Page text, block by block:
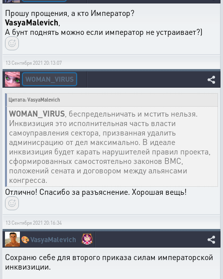
Прошу прощения, а кто Император?
VasyaMalevich
А бунт поднять можно если император не устраивает?)
13 Сентября 2021 20:13:07
WOMAN_VIRUS
Цитата: VasyaMalevich
WOMAN_VIRUS , беспредельничать и мстить нельзя.
Инквизиция это исполнительная часть власти
самоуправления сектора, призванная удалить
админисрацию от дел максимально. В идеале
инквизиция будет карать нарушителей правил проекта,
сформированных самостоятельно законов ВМС,
положений сената и договором между альянсами
конгресса.
Отлично! Спасибо за разъяснение. Хорошая вещь!
13 Сентября 2021 20:16:34
🎨VasyaMalevich
Сохраню себе для второго приказа силам императорской
инквизиции.